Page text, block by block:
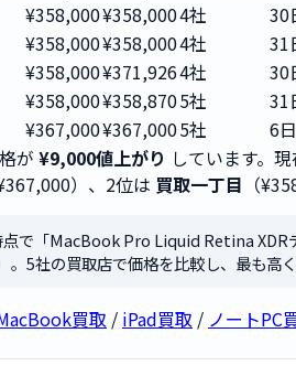
¥358,000¥358,0004社
30
¥358,000¥358,0004社
31
¥358,000¥371,9264社
30
¥358,000¥358,8705社
31
¥367,000¥367,0005社
6日
が ¥9,000値上がり しています。
¥367,000）、2位は 買取一丁目 （
で「MacBook Pro Liquid Retina XDR
。5社の買取店で価格を比較し、最も高
買取 / iPad買取 / ノートPC